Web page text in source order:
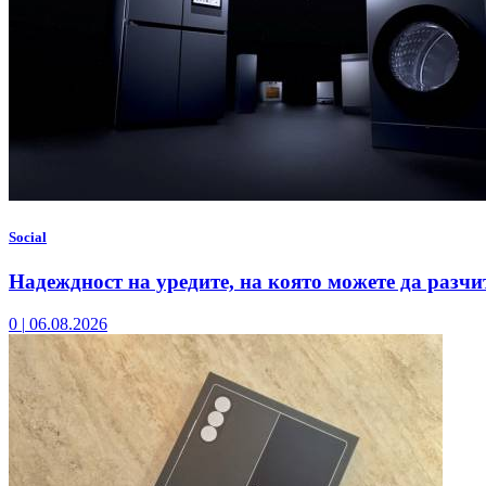
Social
Надеждност на уредите, на която можете да
0 | 06.08.2026